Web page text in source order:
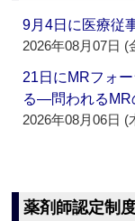
9月4日に医療従
2026年08月07日 (
21日にMRフォ
る―問われる
2026年08月06日 (
薬剤師認定制